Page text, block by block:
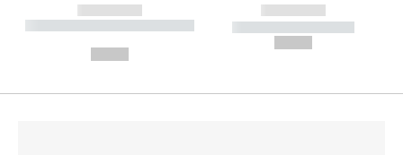
------------
----------- ----------- --------
------------
----------- -----------